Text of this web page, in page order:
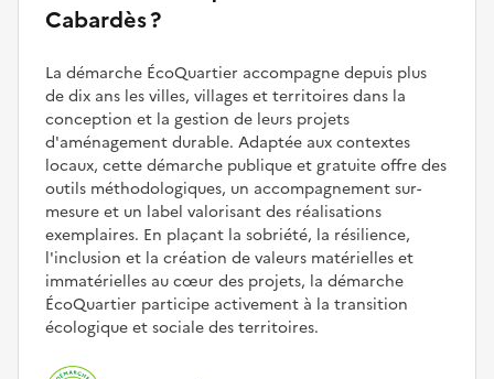
Cabardès ?
La démarche ÉcoQuartier accompagne depuis plus
de dix ans les villes, villages et territoires dans la
conception et la gestion de leurs projets
d'aménagement durable. Adaptée aux contextes
locaux, cette démarche publique et gratuite offre des
outils méthodologiques, un accompagnement sur-
mesure et un label valorisant des réalisations
exemplaires. En plaçant la sobriété, la résilience,
l'inclusion et la création de valeurs matérielles et
immatérielles au cœur des projets, la démarche
ÉcoQuartier participe activement à la transition
écologique et sociale des territoires.